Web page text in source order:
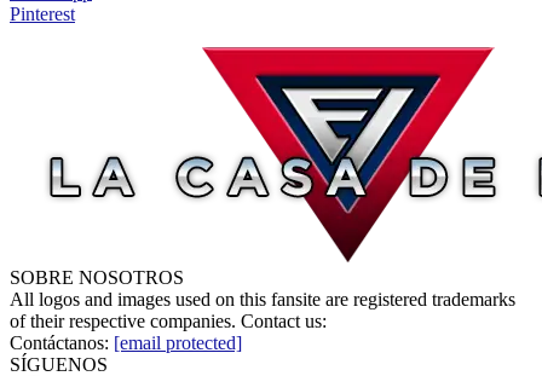
Pinterest
SOBRE NOSOTROS
All logos and images used on this fansite are registered trademarks
of their respective companies. Contact us:
Contáctanos: [email protected]
SÍGUENOS